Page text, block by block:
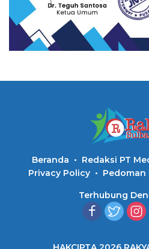
Beranda
Redaksi PT
Privacy Policy
Pedoman
Terhubung